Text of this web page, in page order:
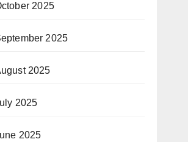
2025
2025
2025
2025
2025